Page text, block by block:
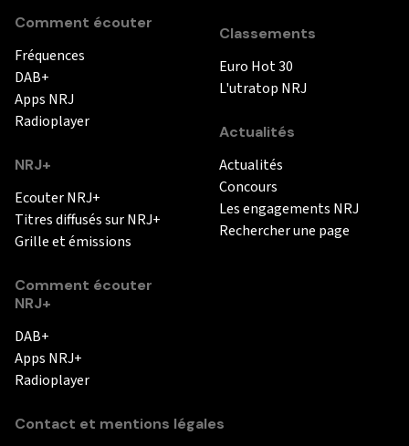
Comment écouter
Fréquences
DAB+
Apps NRJ
Radioplayer
NRJ+
Ecouter NRJ+
Titres diffusés sur NRJ+
Grille et émissions
Comment écouter
NRJ+
DAB+
Apps NRJ+
Radioplayer
Classements
Euro Hot 30
L'utratop NRJ
Actualités
Actualités
Concours
Les engagements NRJ
Rechercher une page
Contact et mentions légales